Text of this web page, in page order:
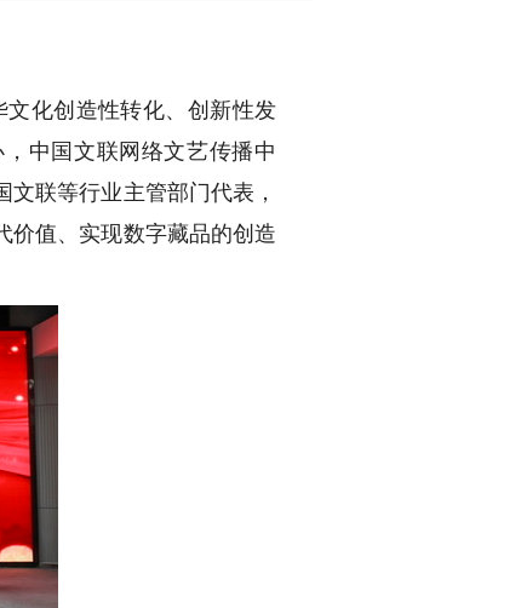
文化创造性转化、创新性发
中国文联网络文艺传播中
联等行业主管部门代表，
价值、实现数字藏品的创造